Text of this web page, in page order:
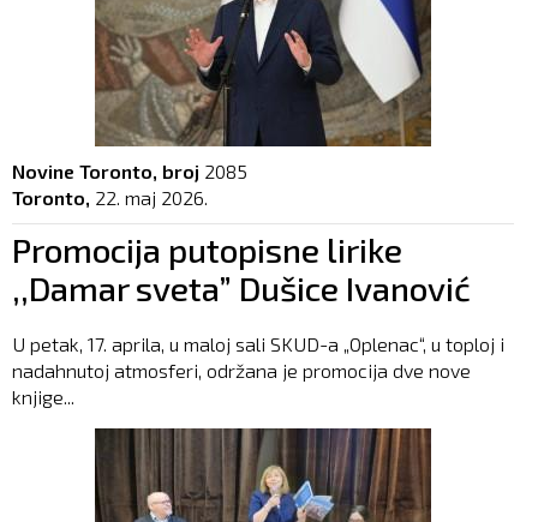
Novine Toronto, broj 2085
Toronto, 22. maj 2026.
Promocija putopisne lirike
,,Damar sveta” Dušice Ivanović
U petak, 17. aprila, u maloj sali SKUD-a „Oplenac“, u toploj i
nadahnutoj atmosferi, održana je promocija dve nove
knjige...